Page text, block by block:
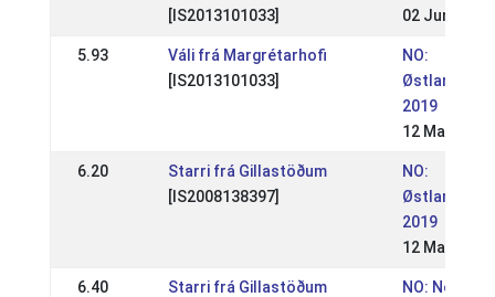
[IS2013101033]
02 Jun 2019
5.93
Váli frá Margrétarhofi
[IS2013101033]
NO:
2019
12 May 2019
6.20
Starri frá Gillastöðum
[IS2008138397]
NO:
2019
12 May 2019
6.40
Starri frá Gillastöðum
NO: